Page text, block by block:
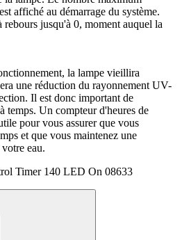
affiché au démarrage du système.
jusqu'à 0, moment auquel la
la lampe vieillira
une réduction du rayonnement UV-
Il est donc important de
temps. Un compteur d'heures de
pour vous assurer que vous
et que vous maintenez une
eau.